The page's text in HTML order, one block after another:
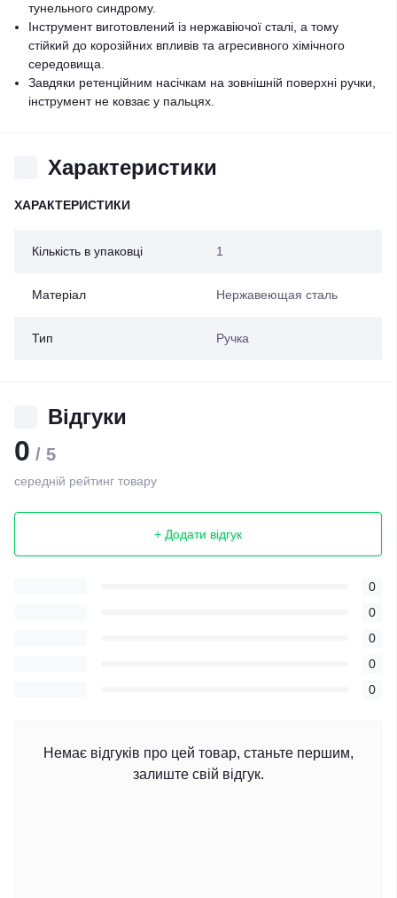
тунельного синдрому.
Інструмент виготовлений із нержавіючої сталі, а тому
стійкий до корозійних впливів та агресивного хімічного
середовища.
Завдяки ретенційним насічкам на зовнішній поверхні ручки,
інструмент не ковзає у пальцях.
Характеристики
ХАРАКТЕРИСТИКИ
Кількість в упаковці 1
Матеріал Нержавеющая сталь
Тип Ручка
Відгуки
0 / 5
середній рейтинг товару
+ Додати відгук
0
0
0
0
0
Немає відгуків про цей товар, станьте першим,
залиште свій відгук.